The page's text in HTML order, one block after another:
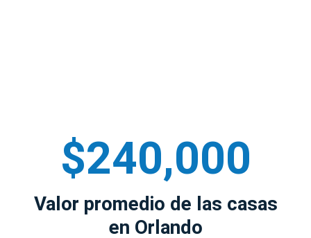
$240,000
Valor promedio de las casas
en Orlando